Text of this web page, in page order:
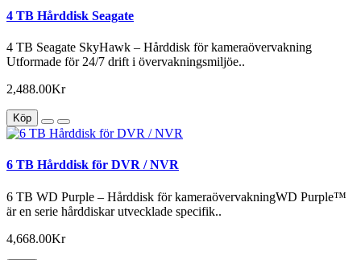
4 TB Hårddisk Seagate
4 TB Seagate SkyHawk – Hårddisk för kameraövervakning
Utformade för 24/7 drift i övervakningsmiljöe..
2,488.00Kr
Köp
6 TB Hårddisk för DVR / NVR
6 TB WD Purple – Hårddisk för kameraövervakningWD Purple™
är en serie hårddiskar utvecklade specifik..
4,668.00Kr